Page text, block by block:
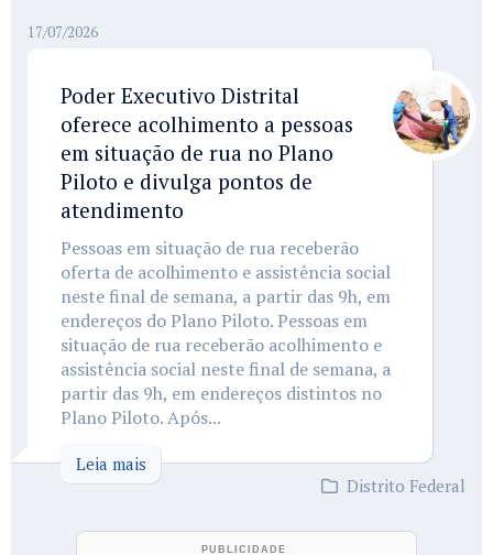
17/07/2026
Poder Executivo Distrital
oferece acolhimento a pessoas
em situação de rua no Plano
Piloto e divulga pontos de
atendimento
Pessoas em situação de rua receberão
oferta de acolhimento e assistência social
neste final de semana, a partir das 9h, em
endereços do Plano Piloto. Pessoas em
situação de rua receberão acolhimento e
assistência social neste final de semana, a
partir das 9h, em endereços distintos no
Plano Piloto. Após...
Leia mais
Distrito Federal